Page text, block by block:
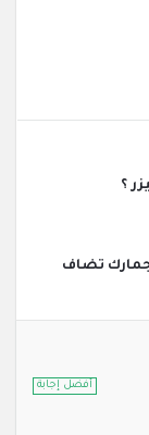
؟
تضاف
أفضل إجابة